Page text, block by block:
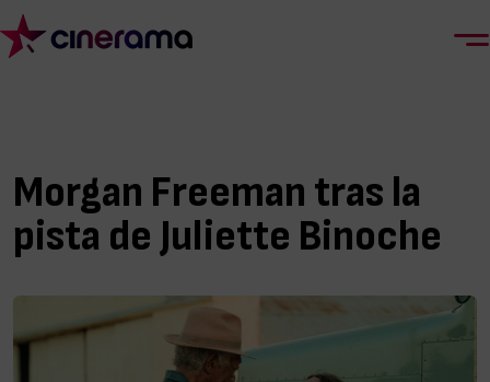
Morgan Freeman tras la
pista de Juliette Binoche